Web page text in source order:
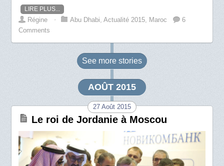
LIRE PLUS...
Régine ⋅ Abu Dhabi,Actualité 2015, Maroc
6
Comments
See more stories
AOÛT 2015
27 Août 2015
Le roi de Jordanie à Moscou